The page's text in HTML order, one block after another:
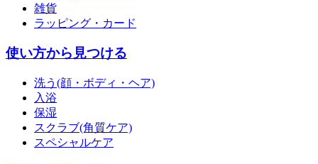
雑貨
ラッピング・カード
使い方から見つける
洗う(顔・ボディ・ヘア)
入浴
保湿
スクラブ(角質ケア)
スペシャルケア